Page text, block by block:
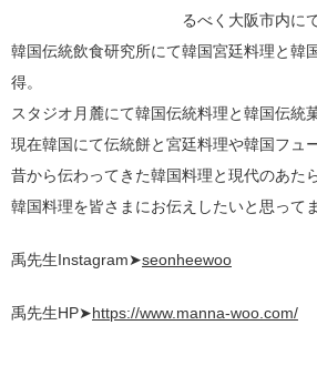
るべく大阪市内に
韓国伝統飲食研究所にて韓国宮廷料理と韓
得。
スタジオ月麓にて韓国伝統料理と韓国伝統
現在韓国にて伝統餅と宮廷料理や韓国フュ
昔から伝わってきた韓国料理と現代のあた
韓国料理を皆さまにお伝えしたいと思ってま
禹先生Instagram➤seonheewoo
禹先生HP➤https://www.manna-woo.com/